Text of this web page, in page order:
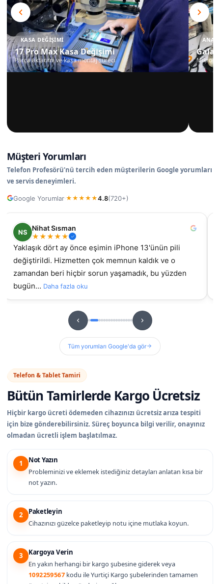
KASA DEĞIŞIMI
17 Pro Max Kasa Değişimi
Parça aktarımı ve kasa montaj süreci
Müşteri Yorumları
Telefon Profesörü’nü tercih eden müşterilerin Google yorumları
ve servis deneyimleri.
Google Yorumlar·★ ★ ★ ★ ★4.8(720+)
NS
Nihat Sısman
★★★★★
Yaklaşık dört ay önce eşimin iPhone 13'ünün pili
değiştirildi. Hizmetten çok memnun kaldık ve o
zamandan beri hiçbir sorun yaşamadık, bu yüzden
bugün… Daha fazla oku
Tüm yorumları Google'da gör
Telefon & Tablet Tamiri
Bütün Tamirlerde Kargo Ücretsiz
Hiçbir kargo ücreti ödemeden cihazınızı ücretsiz arıza tespiti
için bize gönderebilirsiniz. Süreç boyunca bilgi verilir, onayınız
olmadan ücretli işlem başlatılmaz.
1
Not Yazın
Probleminizi ve eklemek istediğiniz detayları anlatan kısa bir
not yazın.
2
Paketleyin
Cihazınızı güzelce paketleyip notu içine mutlaka koyun.
3
Kargoya Verin
En yakın herhangi bir kargo şubesine giderek veya
1092259567 kodu ile Yurtiçi Kargo şubelerinden tamamen